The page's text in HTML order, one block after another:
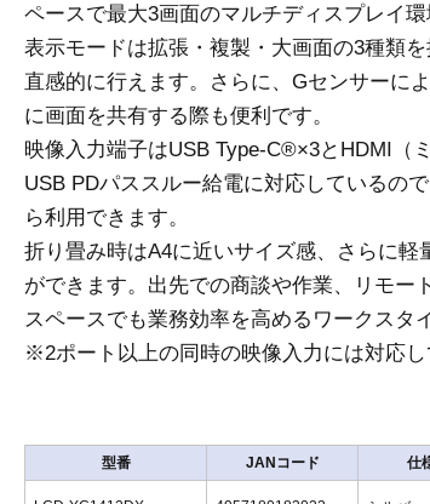
ペースで最大3画面のマルチディスプレイ環
表示モードは拡張・複製・大画面の3種類
直感的に行えます。さらに、Gセンサーに
に画面を共有する際も便利です。
映像入力端子はUSB Type-C®×3とHDMI（
USB PDパススルー給電に対応しているの
ら利用できます。
折り畳み時はA4に近いサイズ感、さらに
ができます。出先での商談や作業、リモー
スペースでも業務効率を高めるワークスタ
※2ポート以上の同時の映像入力には対応し
型番 JANコード 仕